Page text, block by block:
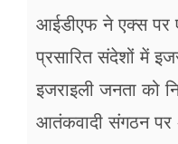
आईडीएफ ने एक्स पर
प्रसारित संदेशों में
इजराइली जनता को
आतंकवादी संगठन पर